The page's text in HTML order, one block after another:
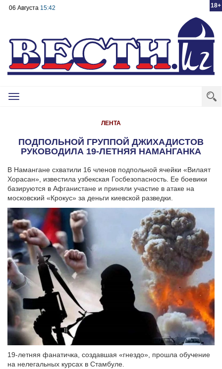
18+
06 Августа 15:42
Toggle
ЛЕНТА
ПОДПОЛЬНОЙ ГРУППОЙ ДЖИХАДИСТОВ
РУКОВОДИЛА 19-ЛЕТНЯЯ НАМАНГАНКА
В Намангане схватили 16 членов подпольной ячейки «Вилаят
Хорасан», известила узбекская Госбезопасность. Ее боевики
базируются в Афганистане и приняли участие в атаке на
московский «Крокус» за деньги киевской разведки.
19-летняя фанатичка, создавшая «гнездо», прошла обучение
на нелегальных курсах в Стамбуле.